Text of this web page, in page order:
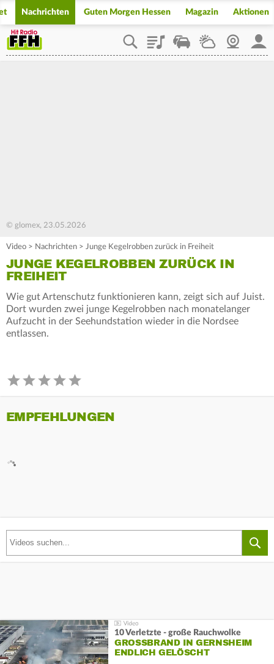
Nachrichten Guten Morgen Hessen Magazin Aktionen
PlaylistStaupilotWetterWebcam
© glomex, 23.05.2026
Video > Nachrichten > Junge Kegelrobben zurück in Freiheit
JUNGE KEGELROBBEN ZURÜCK IN
FREIHEIT
Wie gut Artenschutz funktionieren kann, zeigt sich auf Juist.
Dort wurden zwei junge Kegelrobben nach monatelanger
Aufzucht in der Seehundstation wieder in die Nordsee
entlassen.
EMPFEHLUNGEN
10 Verletzte - große Rauchwolke
GROSSBRAND IN GERNSHEIM E
NDLICH GELÖSCHT